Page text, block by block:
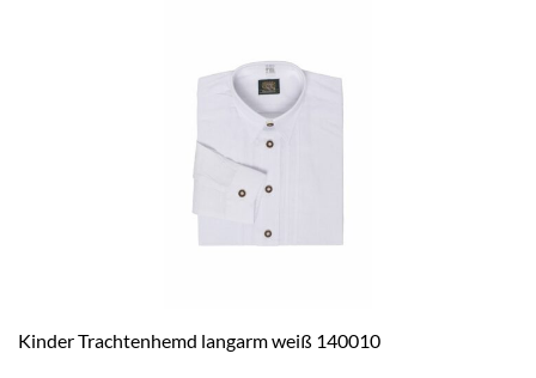
Kinder Trachtenhemd langarm weiß 140010